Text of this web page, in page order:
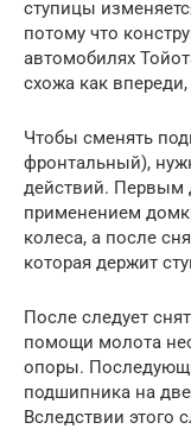
ступицы
потому что
автомобилях
схожа как
Чтобы сменять
фронтальный),
действий. Первым
применением
колеса, а после
которая держит
После следует
помощи молота
опоры.
подшипника на
Вследствии этого